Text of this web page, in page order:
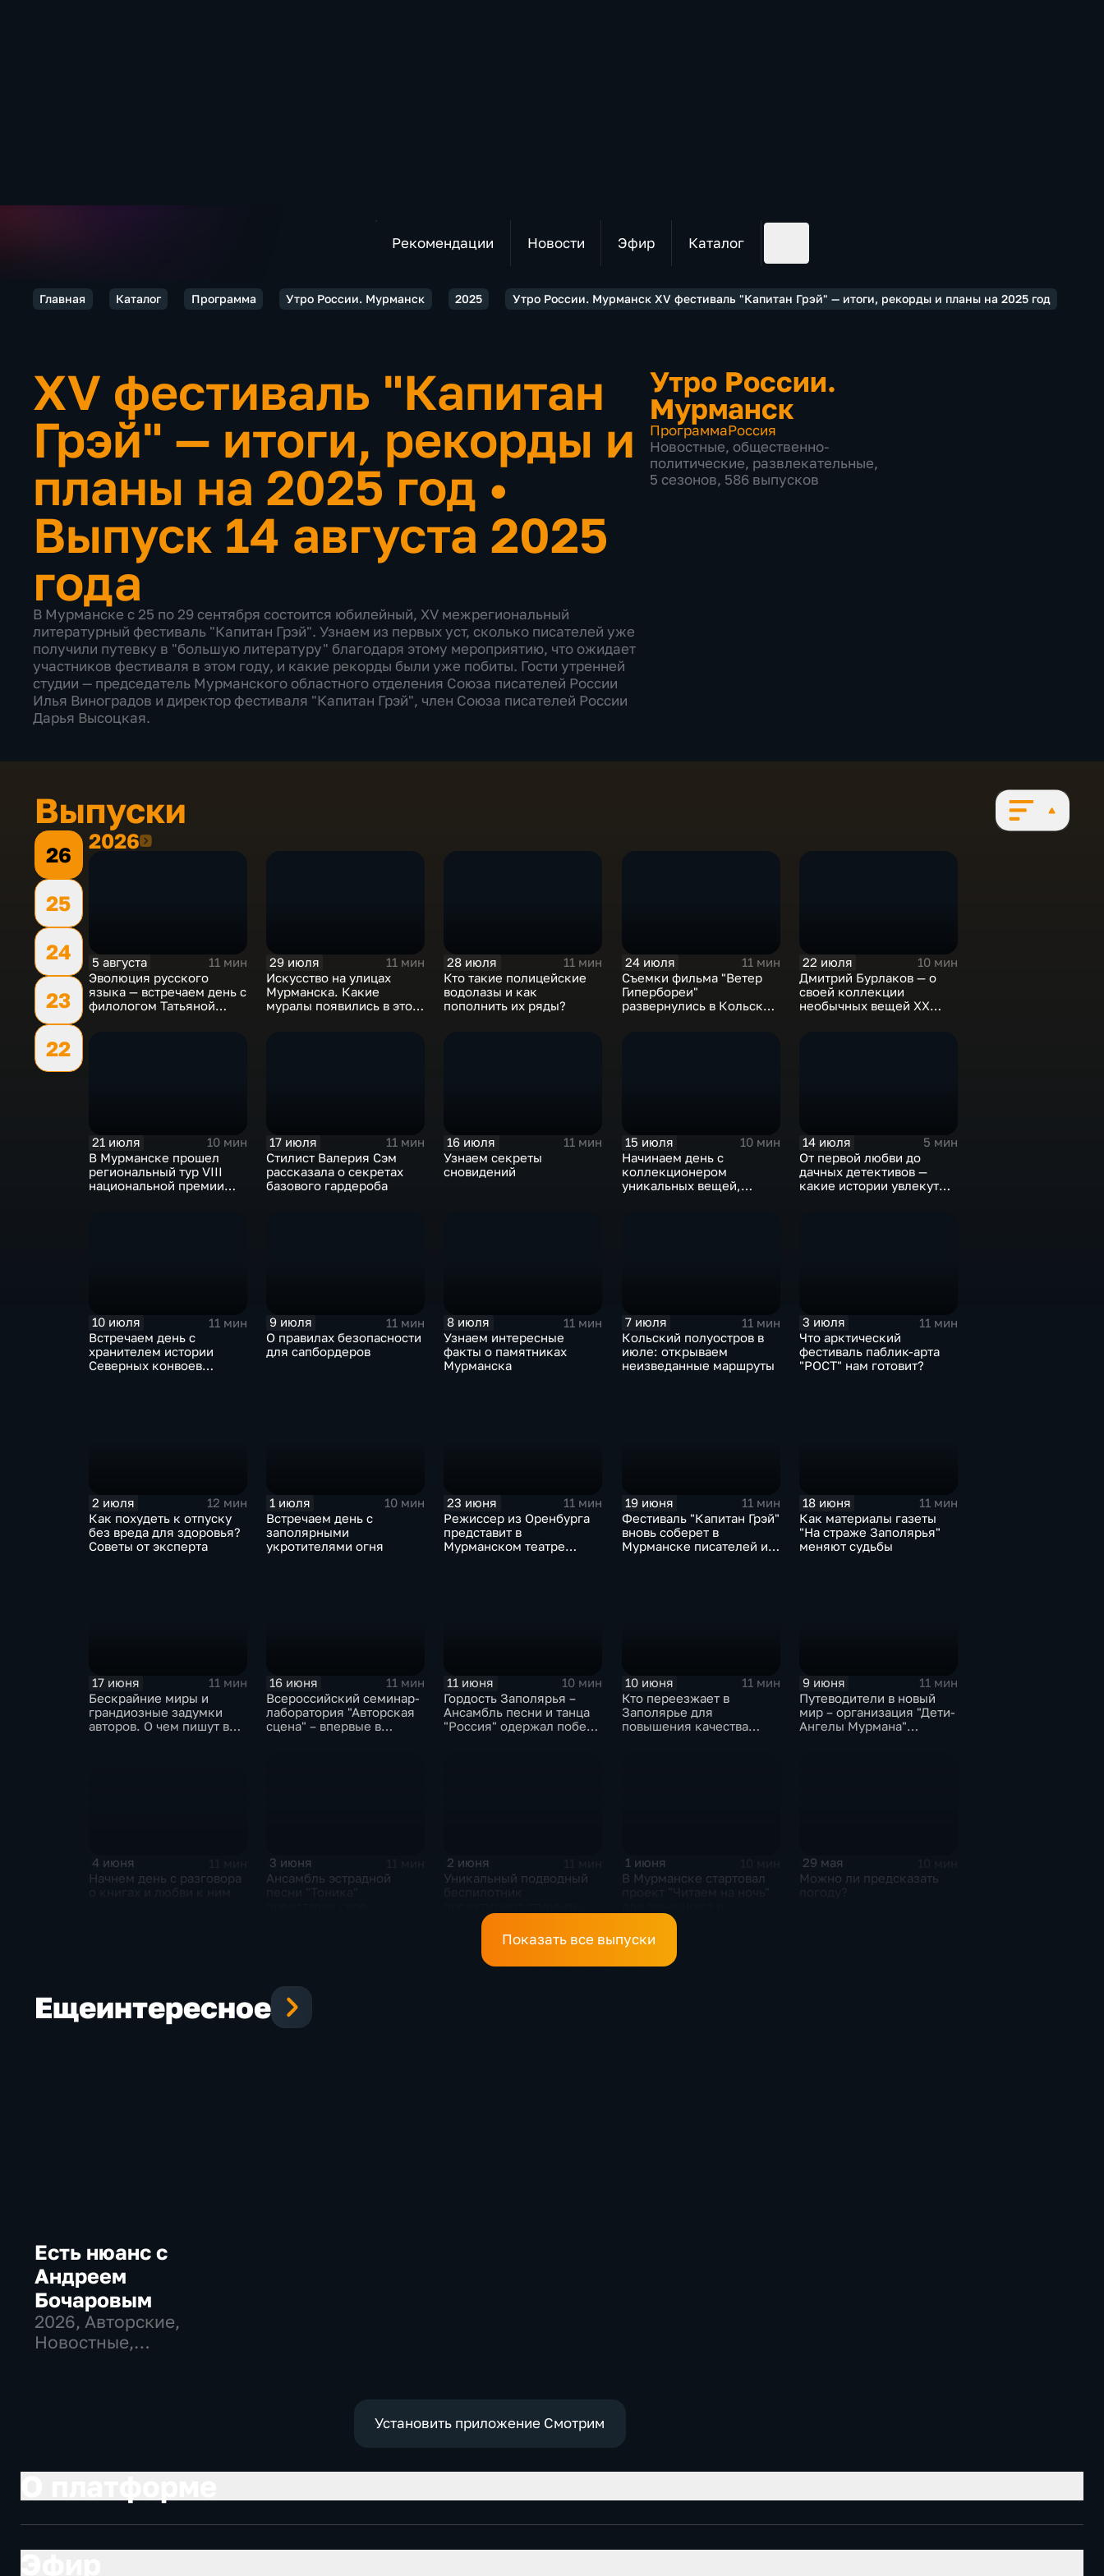
Рекомендации Новости Эфир Каталог
Главная Каталог Программа Утро России. Мурманск 2025 Утро России. Мурманск XV фестиваль "Капитан Грэй" — итоги, рекорды и планы на 2025 год
XV фестиваль "Капитан
Грэй" — итоги, рекорды и
планы на 2025 год •
Выпуск 14 августа 2025
года
В Мурманске с 25 по 29 сентября состоится юбилейный, XV межрегиональный
литературный фестиваль "Капитан Грэй". Узнаем из первых уст, сколько писателей уже
получили путевку в "большую литературу" благодаря этому мероприятию, что ожидает
участников фестиваля в этом году, и какие рекорды были уже побиты. Гости утренней
студии — председатель Мурманского областного отделения Союза писателей России
Илья Виноградов и директор фестиваля "Капитан Грэй", член Союза писателей России
Дарья Высоцкая.
Утро России.
Мурманск
ПрограммаРоссия
Новостные, общественно-
политические, развлекательные,
5 сезонов, 586 выпусков
Выпуски
26
25
24
23
22
20262026
5 августа
11 мин
Эволюция русского
языка — встречаем день с
филологом Татьяной
29 июля
11 мин
Искусство на улицах
Мурманска. Какие
муралы появились в этом
28 июля
11 мин
Кто такие полицейские
водолазы и как
пополнить их ряды?
24 июля
11 мин
Съемки фильма "Ветер
Гипербореи"
развернулись в Кольском
22 июля
10 мин
Дмитрий Бурлаков — о
своей коллекции
необычных вещей XX
21 июля
10 мин
В Мурманске прошел
региональный тур VIII
национальной премии
17 июля
11 мин
Стилист Валерия Сэм
рассказала о секретах
базового гардероба
16 июля
11 мин
Узнаем секреты
сновидений
15 июля
10 мин
Начинаем день с
коллекционером
уникальных вещей,
14 июля
5 мин
От первой любви до
дачных детективов —
какие истории увлекут
10 июля
11 мин
Встречаем день с
хранителем истории
Северных конвоев
9 июля
11 мин
О правилах безопасности
для сапбордеров
8 июля
11 мин
Узнаем интересные
факты о памятниках
Мурманска
7 июля
11 мин
Кольский полуостров в
июле: открываем
неизведанные маршруты
3 июля
11 мин
Что арктический
фестиваль паблик-арта
"РОСТ" нам готовит?
2 июля
12 мин
Как похудеть к отпуску
без вреда для здоровья?
Советы от эксперта
1 июля
10 мин
Встречаем день с
заполярными
укротителями огня
23 июня
11 мин
Режиссер из Оренбурга
представит в
Мурманском театре
19 июня
11 мин
Фестиваль "Капитан Грэй"
вновь соберет в
Мурманске писателей из
18 июня
11 мин
Как материалы газеты
"На страже Заполярья"
меняют судьбы
17 июня
11 мин
Бескрайние миры и
грандиозные задумки
авторов. О чем пишут в
16 июня
11 мин
Всероссийский семинар-
лаборатория "Авторская
сцена" – впервые в
11 июня
10 мин
Гордость Заполярья –
Ансамбль песни и танца
"Россия" одержал победу
10 июня
11 мин
Кто переезжает в
Заполярье для
повышения качества
9 июня
11 мин
Путеводители в новый
мир – организация "Дети-
Ангелы Мурмана"
4 июня
Начнем день с разговора
3 июня
Ансамбль эстрадной
2 июня
Уникальный подводный
Мурманского
арктического
университета
1 июня
В Мурманске стартовал
больницах детей
29 мая
Можно ли предсказать
Показать все выпуски
Ещеинтересное
Есть нюанс с
Андреем
Бочаровым
2026, Авторские,
Новостные,
Установить приложение Смотрим